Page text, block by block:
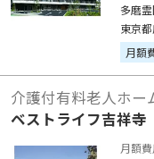
多磨
東京
月額
介護付有料老人ホー
ベストライフ吉祥寺
月額